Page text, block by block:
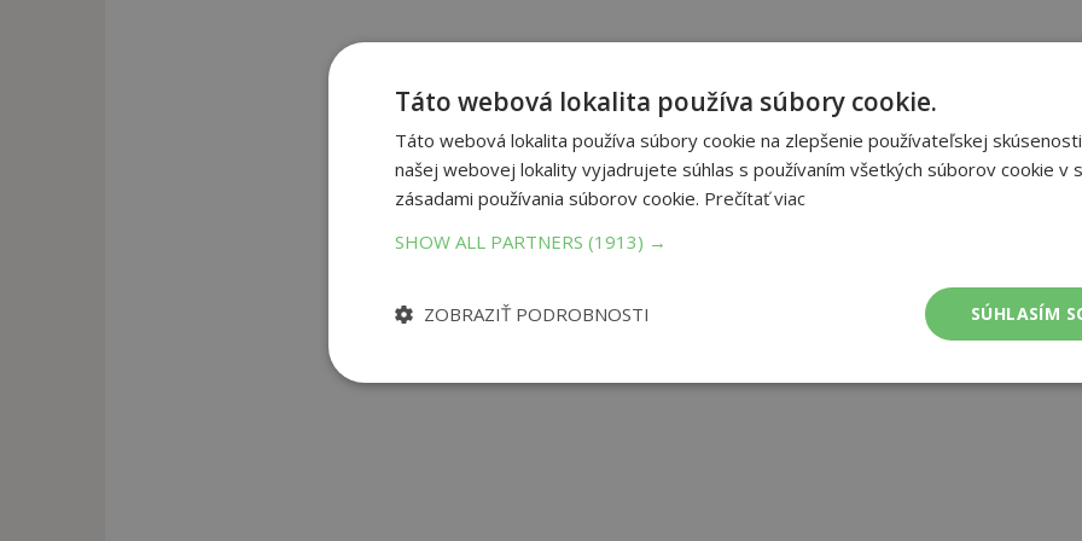
Táto webová lokalita používa súbory cookie.
Táto webová lokalita používa súbory cookie na zlepšenie používateľskej
našej webovej lokality vyjadrujete súhlas s používaním všetkých súborov cookie v
zásadami používania súborov cookie. Prečítať viac
SHOW ALL PARTNERS (1913) →
SÚHLASÍM
ZOBRAZIŤ PODROBNOSTI